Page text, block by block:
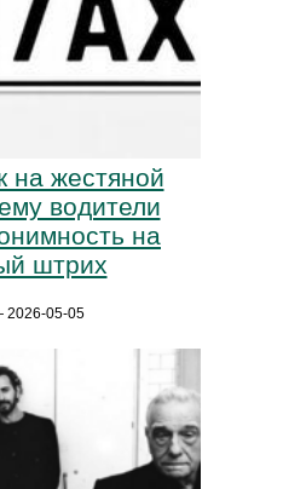
на жестяной
водители
на
штрих
2026-05-05